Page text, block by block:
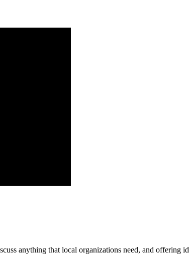
anything that local organizations need, and offering